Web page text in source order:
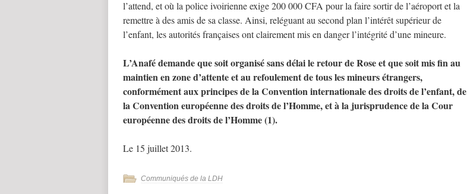
l’attend, et où la police ivoirienne exige 200 000 CFA pour la faire sortir de l’aéroport et la
remettre à des amis de sa classe. Ainsi, reléguant au second plan l’intérêt supérieur de
l’enfant, les autorités françaises ont clairement mis en danger l’intégrité d’une mineure.
L’Anafé demande que soit organisé sans délai le retour de Rose et que soit mis fin au
maintien en zone d’attente et au refoulement de tous les mineurs étrangers,
conformément aux principes de la Convention internationale des droits de l’enfant, de
la Convention européenne des droits de l’Homme, et à la jurisprudence de la Cour
européenne des droits de l’Homme (1).
Le 15 juillet 2013.
Communiqués de la LDH